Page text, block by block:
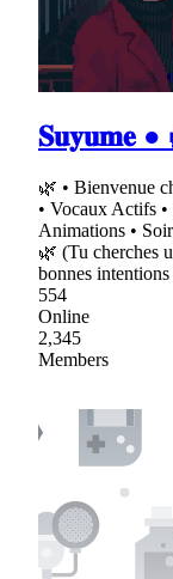
𝐒𝐮𝐲𝐮𝐦𝐞 ●
🌿 • Bienvenue
• Vocaux Actifs
Animations •
🌿 (Tu cherches
bonnes
554
Online
2,345
Members